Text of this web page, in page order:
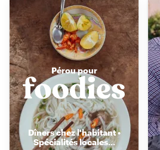
Pérou pour
Dîners chez l'habitant •
Spécialités locales...